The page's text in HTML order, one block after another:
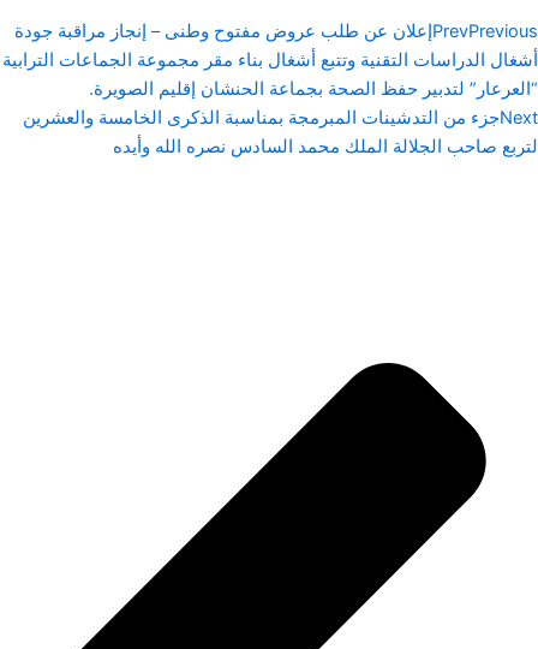
PrevPrevious
إعلان عن طلب عروض مفتوح وطنى – إنجاز مراقبة جودة
أشغال الدراسات التقنية وتتبع أشغال بناء مقر مجموعة الجماعات الترابية
“العرعار” لتدبير حفظ الصحة بجماعة الحنشان إقليم الصويرة.
Nextجزء من التدشينات المبرمجة بمناسبة الذكرى الخامسة والعشرين
لتربع صاحب الجلالة الملك محمد السادس نصره الله وأيده